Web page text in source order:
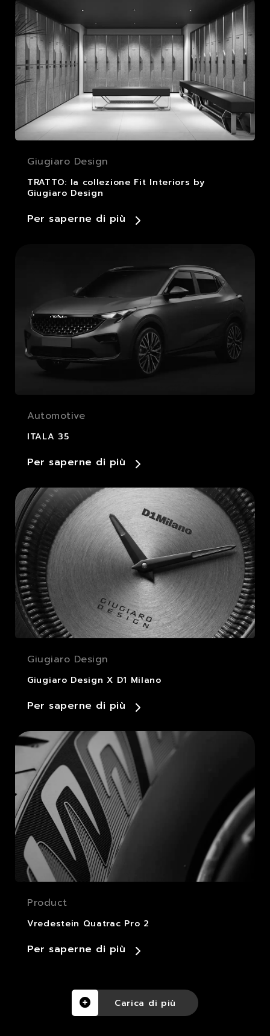
Giugiaro Design
TRATTO: la collezione Fit Interiors by
Giugiaro Design
Per saperne di più
Automotive
ITALA 35
Per saperne di più
Giugiaro Design
Giugiaro Design X D1 Milano
Per saperne di più
Product
Vredestein Quatrac Pro 2
Per saperne di più
Carica di più